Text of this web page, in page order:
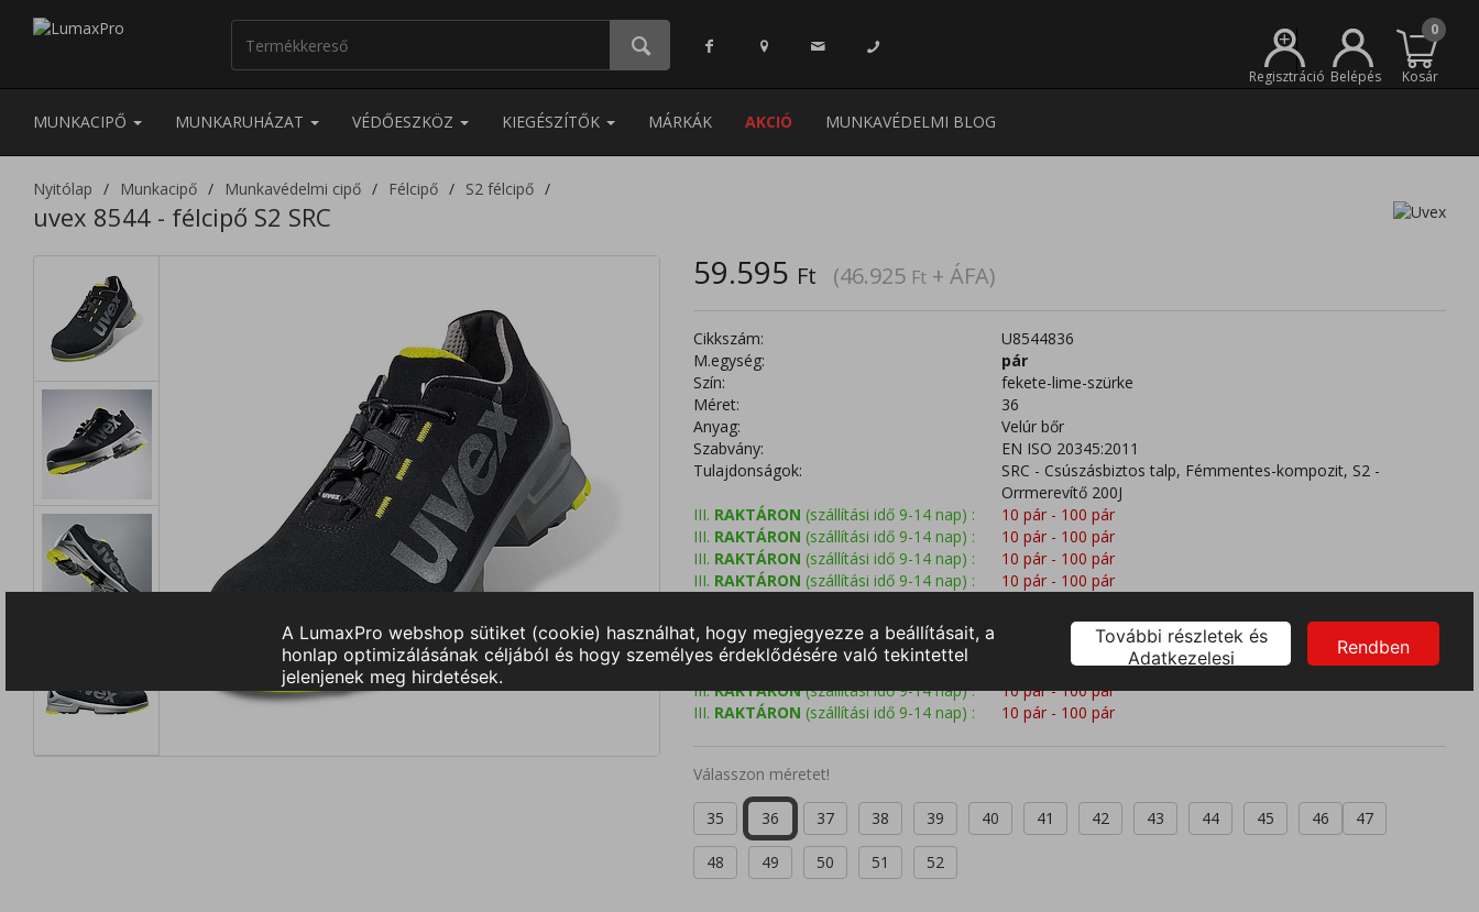
+
Regisztráció Belépés
0
Kosár
MUNKACIPŐ MUNKARUHÁZAT VÉDŐESZKÖZ KIEGÉSZÍTŐK MÁRKÁK AKCIÓ MUNKAVÉDELMI BLOG
Nyitólap Munkacipő Munkavédelmi cipő Félcipő S2 félcipő
uvex 8544 - félcipő S2 SRC
59.595 Ft (46.925 Ft + ÁFA)
Cikkszám:
U8544836
M.egység:
pár
Szín:
fekete-lime-szürke
Méret:
36
Anyag:
Velúr bőr
Szabvány:
EN ISO 20345:2011
Tulajdonságok:
SRC - Csúszásbiztos talp, Fémmentes-kompozit, S2 -
Orrmerevítő 200J
III. RAKTÁRON (szállítási idő 9-14 nap) :
10 pár - 100 pár
III. RAKTÁRON (szállítási idő 9-14 nap) :
10 pár - 100 pár
III. RAKTÁRON (szállítási idő 9-14 nap) :
10 pár - 100 pár
III. RAKTÁRON (szállítási idő 9-14 nap) :
10 pár - 100 pár
III. RAKTÁRON (szállítási idő 9-14 nap) :
10 pár - 100 pár
III.RAKTÁRON(szállítási idő 9-14 nap) :
10 pár - 100 pár
III. RAKTÁRON(szállítási idő 9-14 nap) :
10 pár - 100 pár
III.RAKTÁRON(szállítási idő 9-14 nap) :
10 pár - 100 pár
III. RAKTÁRON (szállítási idő 9-14 nap) : 10 pár - 100 pár
Válasszon méretet!
35 36 37 38 39 40 41 42 43 44 45 46 47
48 49 50 51 52